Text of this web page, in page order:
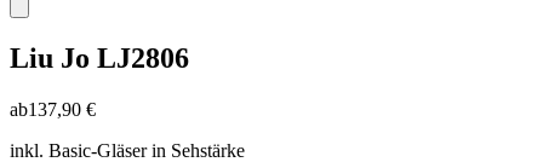
Liu Jo LJ2806
ab137,90 €
inkl. Basic-Gläser in Sehstärke